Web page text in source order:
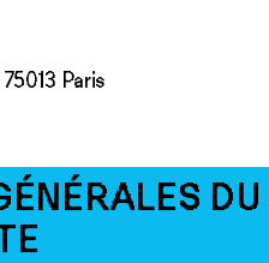
Paris
DU